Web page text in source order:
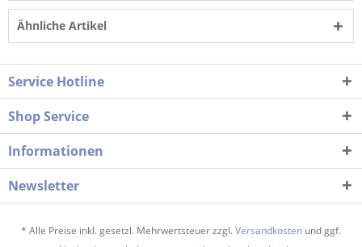
Ähnliche Artikel
Service Hotline
Shop Service
Informationen
Newsletter
* Alle Preise inkl. gesetzl. Mehrwertsteuer zzgl.Versandkosten und ggf.